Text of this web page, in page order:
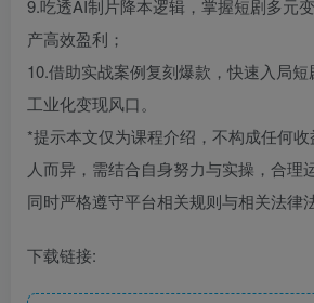
9.吃透AI制片降本逻辑，掌握短剧多元
产高效盈利；
10.借助实战案例复刻爆款，快速入局
工业化变现风口。
*提示本文仅为课程介绍，不构成任何
人而异，需结合自身努力与实操，合理
同时严格遵守平台相关规则与相关法律
下载链接: